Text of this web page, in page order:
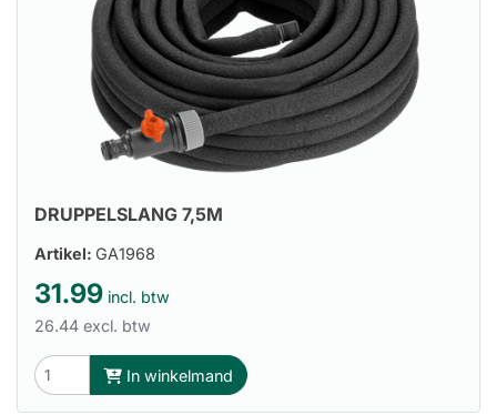
DRUPPELSLANG 7,5M
Artikel: GA1968
31.99 incl. btw
26.44 excl. btw
In winkelmand